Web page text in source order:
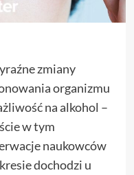
zmiany
organizmu
na alkohol –
w tym
naukowców
dochodzi u